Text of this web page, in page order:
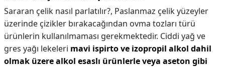
Sararan çelik nasıl parlatılır?, Paslanmaz çelik yüzeyler
üzerinde çizikler bırakacağından ovma tozları türü
ürünlerin kullanılmaması gerekmektedir. Ciddi yağ ve
gres yağı lekeleri mavi ispirto ve izopropil alkol dahil
olmak üzere alkol esaslı ürünlerle veya aseton gibi